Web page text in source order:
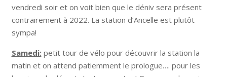
vendredi soir et on voit bien que le déniv sera présent
contrairement à 2022. La station d’Ancelle est plutôt
sympa!
Samedi:petit tour de vélo pour découvrir la station la
matin et on attend patiemment le prologue…. pour les